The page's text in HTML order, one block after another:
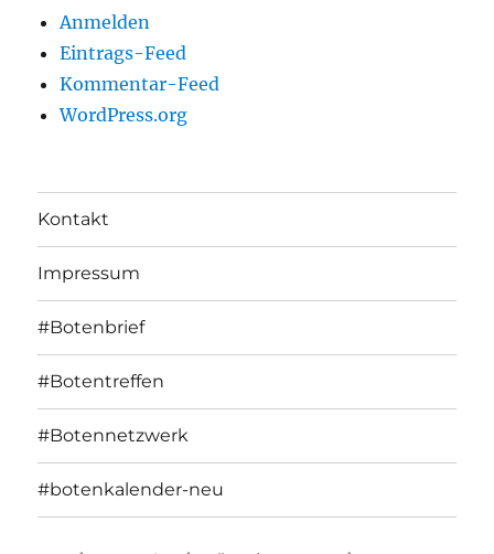
Anmelden
Eintrags-Feed
Kommentar-Feed
WordPress.org
Kontakt
Impressum
#Botenbrief
#Botentreffen
#Botennetzwerk
#botenkalender-neu